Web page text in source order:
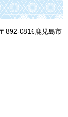
892-0816鹿児島市